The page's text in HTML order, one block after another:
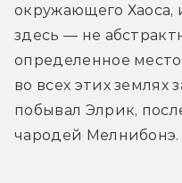
окружающего
здесь — не
определенное
во всех этих землях
побывал Элрик,
чародей Мелнибонэ.